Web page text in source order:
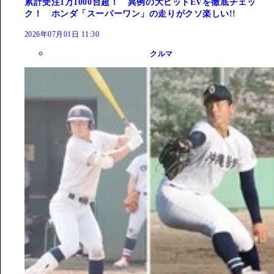
累計受注1万1000台超！ 異例の大ヒットEVを徹底チェッ
ク！ ホンダ「スーパーワン」の走りがクソ楽しい!!
2026年07月01日 11:30
クルマ